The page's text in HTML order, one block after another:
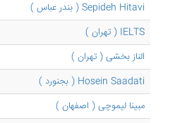
Sepideh Hitavi ( بندر عباس )
IELTS ( تهران )
الناز بخشی ( تهران )
Hosein Saadati ( بجنورد )
مبینا لیموچی ( اصفهان )